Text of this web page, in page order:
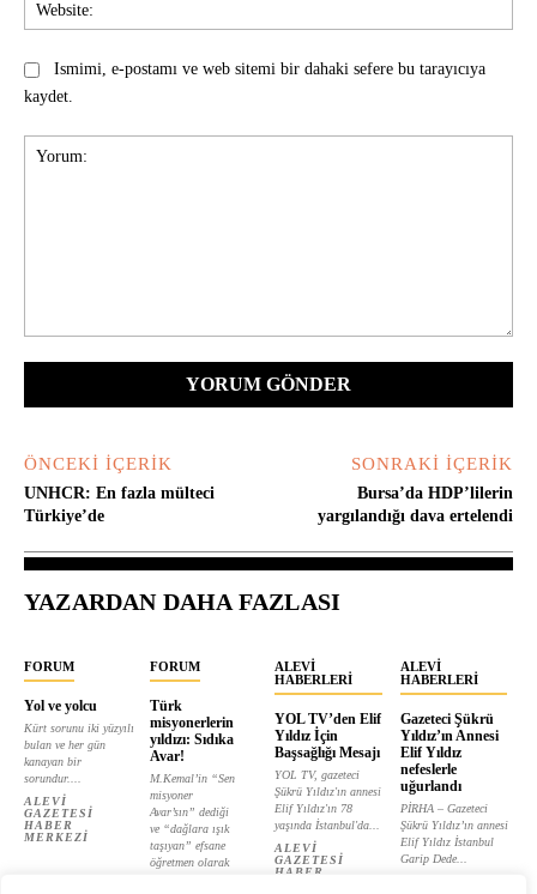
Ismimi, e-postamı ve web sitemi bir dahaki sefere bu tarayıcıya
kaydet.
ÖNCEKI İÇERIK
UNHCR: En fazla mülteci
Türkiye’de
SONRAKI İÇERIK
Bursa’da HDP’lilerin
yargılandığı dava ertelendi
YAZARDAN DAHA FAZLASI
FORUM
Yol ve yolcu
Kürt sorunu iki yüzyılı
bulan ve her gün
kanayan bir
sorundur....
ALEVI
GAZETESI
HABER
MERKEZI
FORUM
Türk
misyonerlerin
yıldızı: Sıdıka
Avar!
M.Kemal’in “Sen
misyoner
Avar’sın” dediği
ve “dağlara ışık
taşıyan” efsane
öğretmen olarak
ALEVI
HABERLERI
YOL TV’den Elif
Yıldız İçin
Başsağlığı Mesajı
YOL TV, gazeteci
Şükrü Yıldız'ın annesi
Elif Yıldız'ın 78
yaşında İstanbul'da...
ALEVI
GAZETESI
HABER
ALEVI
HABERLERI
Gazeteci Şükrü
Yıldız’ın Annesi
Elif Yıldız
nefeslerle
uğurlandı
PİRHA – Gazeteci
Şükrü Yıldız’ın annesi
Elif Yıldız İstanbul
Garip Dede...